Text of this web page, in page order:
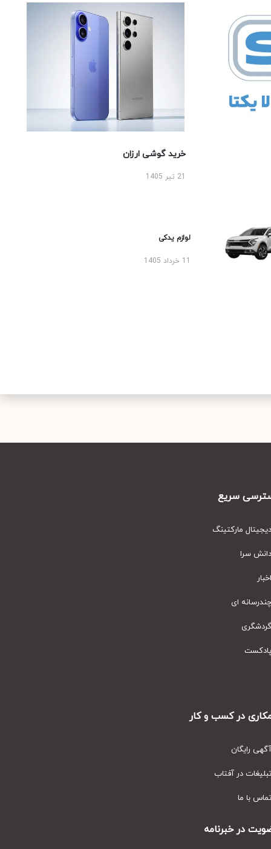
خرید گوشی ارزان
لوازم یدکی
سریع
مارکتینگ
سرا
ای
در کسب و کار
رایگان
در آفتاب
با ما
در خبرنامه